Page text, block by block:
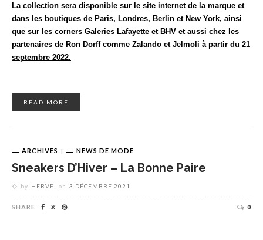
La collection sera disponible sur le site internet de la marque et
dans les boutiques de Paris, Londres, Berlin et New York, ainsi
que sur les corners Galeries Lafayette et BHV et aussi chez les
partenaires de Ron Dorff comme Zalando et Jelmoli à partir du 21
septembre 2022.
READ MORE
ARCHIVES NEWS DE MODE
Sneakers D’Hiver – La Bonne Paire
by HERVE on 3 DÉCEMBRE 2021
SHARE 0